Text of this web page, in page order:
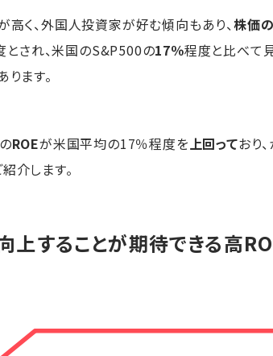
く、外国人投資家が好む傾向もあり、株価
とされ、米国のS&P500の17％程度と比べて
ます。
ROEが米国平均の17％程度を上回っており
介します。
上することが期待できる高